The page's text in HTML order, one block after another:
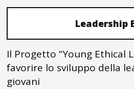
Leadership
Il Progetto “Young Ethical
favorire lo sviluppo della
giovani